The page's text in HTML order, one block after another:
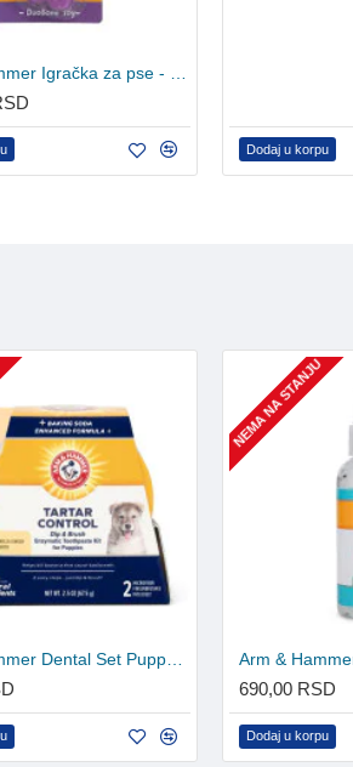
Dodaj u korpu
Arm & Hammer Dental Set Puppy - Pasta i 2 četkice
NEMA NA STANJU
690,00 RSD
Dodaj u korpu